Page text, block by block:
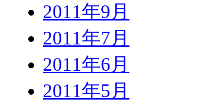
2011年9月
2011年7月
2011年6月
2011年5月